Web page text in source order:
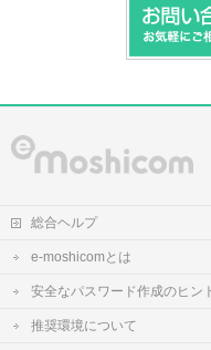
総合ヘルプ
e-moshicomとは
安全なパスワード作成のヒン
推奨環境について